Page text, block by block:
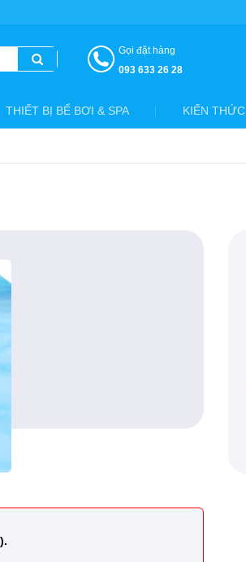
Gọi đặt hàng
093 633 26 28
THIẾT BỊ BỂ BƠI & SPA KIẾN THỨC